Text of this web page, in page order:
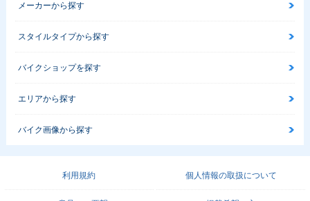
メーカーから探す
スタイルタイプから探す
バイクショップを探す
エリアから探す
バイク画像から探す
利用規約 個人情報の取扱について